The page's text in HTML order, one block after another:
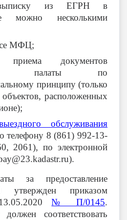
выписку из ЕГРН в
можно несколькими
МФЦ;
документов
палаты по
принципу (только
расположенных
обслуживания
телефону 8 (861) 992-13-
2061), по электронной
за предоставление
утвержден приказом
№ П/0145.
соответствовать